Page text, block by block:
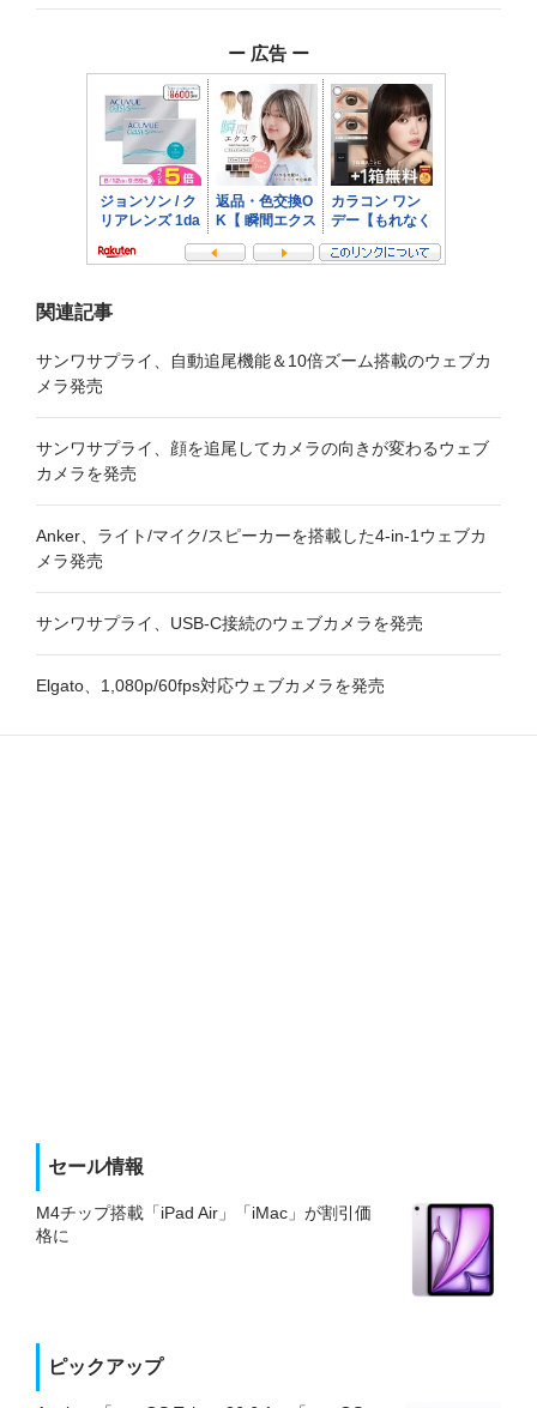
ー 広告 ー
関連記事
サンワサプライ、自動追尾機能＆10倍ズーム搭載のウェブカ
メラ発売
サンワサプライ、顔を追尾してカメラの向きが変わるウェブ
カメラを発売
Anker、ライト/マイク/スピーカーを搭載した4-in-1ウェブカ
メラ発売
サンワサプライ、USB-C接続のウェブカメラを発売
Elgato、1,080p/60fps対応ウェブカメラを発売
セール情報
M4チップ搭載「iPad Air」「iMac」が割引価
格に
ピックアップ